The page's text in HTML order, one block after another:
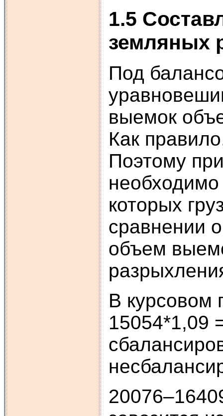
1.5
земляных
Под
выемок
Как
Поэтому
которых
сравнении
объем
В курсовом
15054*1,09